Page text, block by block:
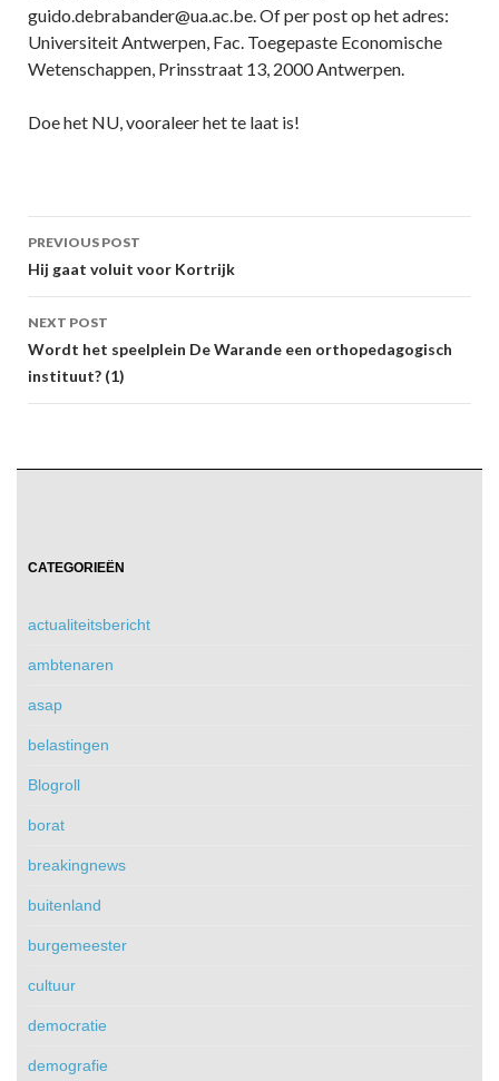
guido.debrabander@ua.ac.be. Of per post op het adres:
Universiteit Antwerpen, Fac. Toegepaste Economische
Wetenschappen, Prinsstraat 13, 2000 Antwerpen.
Doe het NU, vooraleer het te laat is!
Post
navigation
PREVIOUS POST
Hij gaat voluit voor Kortrijk
NEXT POST
Wordt het speelplein De Warande een orthopedagogisch
instituut? (1)
CATEGORIEËN
actualiteitsbericht
ambtenaren
asap
belastingen
Blogroll
borat
breakingnews
buitenland
burgemeester
cultuur
democratie
demografie